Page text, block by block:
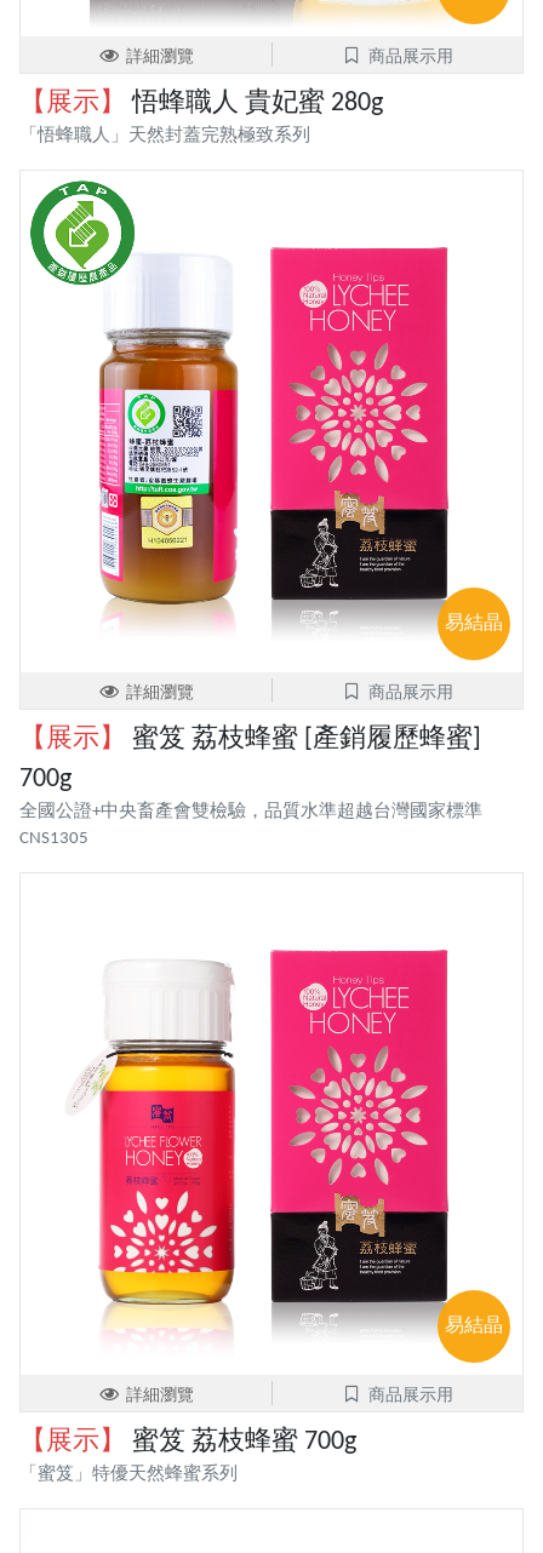
詳細瀏覽 商品展示用
【展示】 悟蜂職人 貴妃蜜 280g
「悟蜂職人」天然封蓋完熟極致系列
易結晶
詳細瀏覽 商品展示用
【展示】
蜜笈 荔枝蜂蜜 [產銷履歷蜂蜜]
700g
全國公證+中央畜產會雙檢驗，品質水準超越台灣國家標準
CNS1305
易結晶
詳細瀏覽 商品展示用
【展示】 蜜笈 荔枝蜂蜜 700g
「蜜笈」特優天然蜂蜜系列